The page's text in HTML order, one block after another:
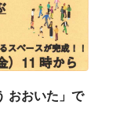
おおいた」で